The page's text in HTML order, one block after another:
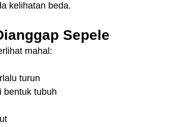
kelihatan beda.
Sepele
mahal:
turun
bentuk tubuh